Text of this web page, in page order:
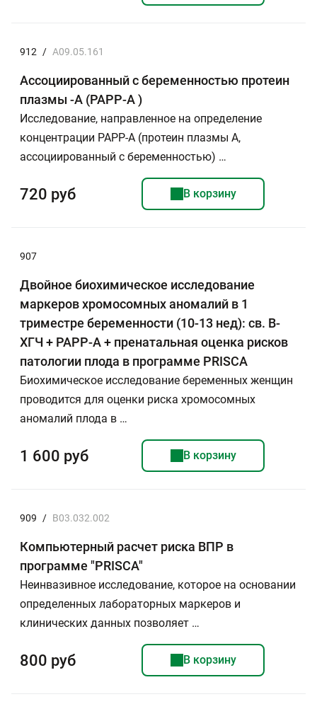
912 / A09.05.161
Ассоциированный с беременностью протеин
плазмы -А (РАРР-А )
Исследование, направленное на определение
концентрации РАРР-А (протеин плазмы А,
ассоциированный с беременностью) …
720 руб В корзину
907
Двойное биохимическое исследование
маркеров хромосомных аномалий в 1
триместре беременности (10-13 нед): св. В-
ХГЧ + РАРР-А + пренатальная оценка рисков
патологии плода в программе PRISCA
Биохимическое исследование беременных женщин
проводится для оценки риска хромосомных
аномалий плода в …
1 600 руб В корзину
909 / B03.032.002
Компьютерный расчет риска ВПР в
программе "PRISCA"
Неинвазивное исследование, которое на основании
определенных лабораторных маркеров и
клинических данных позволяет …
800 руб В корзину